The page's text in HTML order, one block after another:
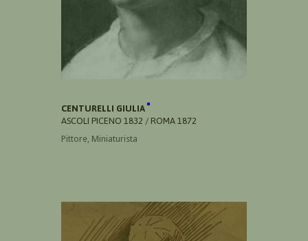
CENTURELLI GIULIA
ASCOLI PICENO 1832 / ROMA 1872
Pittore, Miniaturista